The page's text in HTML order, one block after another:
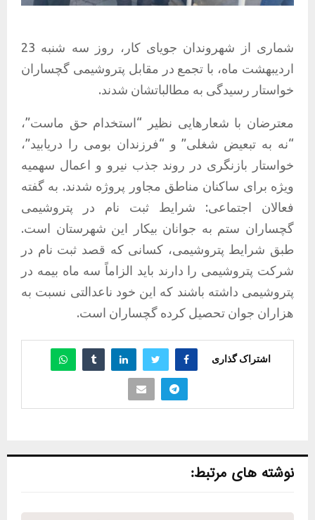
شماری از شهروندان جویای کار، روز سه شنبه 23
اردیبهشت ماه، با تجمع در مقابل پتروشیمی گچساران
خواستار رسیدگی به مطالباتشان شدند.
معترضان با شعارهایی نظیر “استخدام حق ماست”،
“نه به تبعیض شغلی” و “فرزندان بومی را دریابید”،
خواستار بازنگری در روند جذب نیرو و اعمال سهمیه
ویژه برای ساکنان مناطق مجاور پروژه شدند. به گفته
فعالان اجتماعی: شرایط ثبت نام در پتروشیمی
گچساران ستم به جوانان بیکار این شهرستان است.
طبق شرایط پتروشیمی، کسانی که قصد ثبت نام در
شرکت پتروشیمی را دارند باید الزاماً سه ماه بیمه در
پتروشیمی داشته باشند که این خود ناعدالتی نسبت به
هزاران جوان تحصیل کرده گچساران است.
اشتراک گذاری
نوشته های مرتبط: